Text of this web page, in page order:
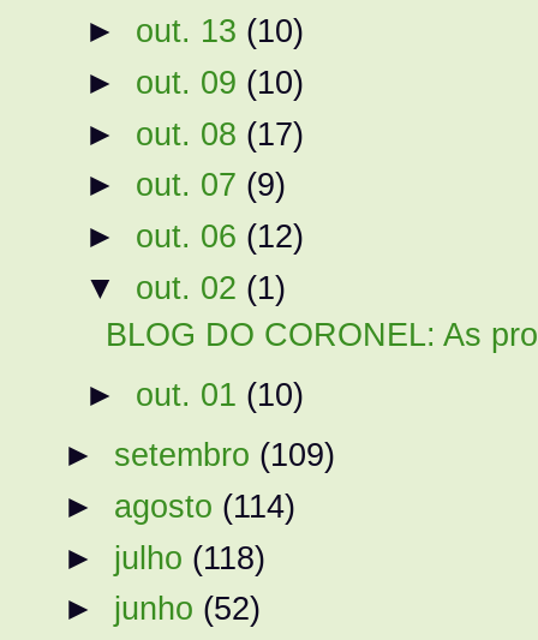
► out. 13 (10)
► out. 09 (10)
► out. 08 (17)
► out. 07 (9)
► out. 06 (12)
▼ out. 02 (1)
BLOG DO CORONEL: As
► out. 01 (10)
► setembro (109)
► agosto (114)
► julho (118)
► junho (52)